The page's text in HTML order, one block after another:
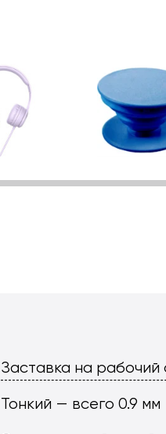
Заставка на рабочий
Тонкий — всего 0.9 мм